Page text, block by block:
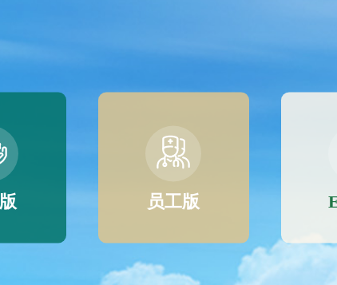
员工版